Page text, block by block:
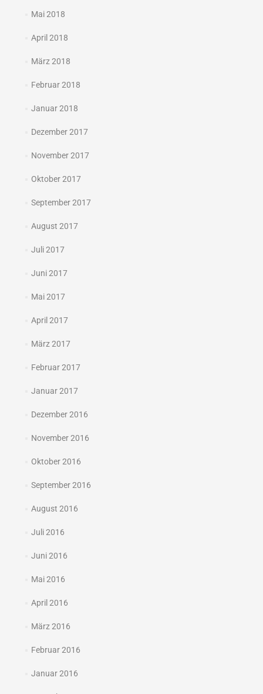
Mai 2018
April 2018
März 2018
Februar 2018
Januar 2018
Dezember 2017
November 2017
Oktober 2017
September 2017
August 2017
Juli 2017
Juni 2017
Mai 2017
April 2017
März 2017
Februar 2017
Januar 2017
Dezember 2016
November 2016
Oktober 2016
September 2016
August 2016
Juli 2016
Juni 2016
Mai 2016
April 2016
März 2016
Februar 2016
Januar 2016